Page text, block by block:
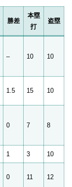
勝差
本塁
打
盗塁
– 10 10
1.5 15 10
0 7 8
1 3 10
0 11 12